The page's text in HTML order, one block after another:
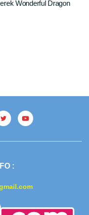
Wonderful Dragon
: